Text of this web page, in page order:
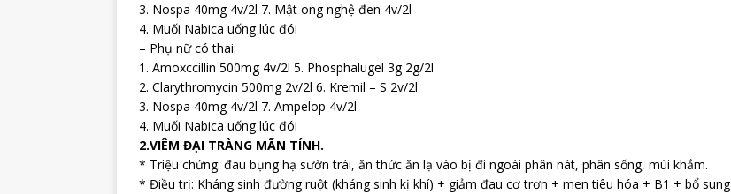
3. Nospa 40mg 4v/2l 7. Mật ong nghệ đen 4v/2l
4. Muối Nabica uống lúc đói
– Phụ nữ có thai:
1. Amoxccillin 500mg 4v/2l 5. Phosphalugel 3g 2g/2l
2. Clarythromycin 500mg 2v/2l 6. Kremil – S 2v/2l
3. Nospa 40mg 4v/2l 7. Ampelop 4v/2l
4. Muối Nabica uống lúc đói
2.VIÊM ĐẠI TRÀNG MÃN TÍNH.
* Triệu chứng: đau bụng hạ sườn trái, ăn thức ăn lạ vào bị đi ngoài phân nát, phân sống, mùi khắm.
* Điều trị: Kháng sinh đường ruột (kháng sinh kị khí) + giảm đau cơ trơn + men tiêu hóa + B1 + bổ sung